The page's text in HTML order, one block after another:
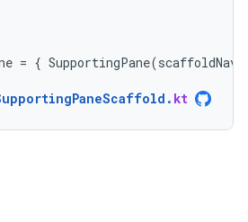
= { SupportingPane(
. kt